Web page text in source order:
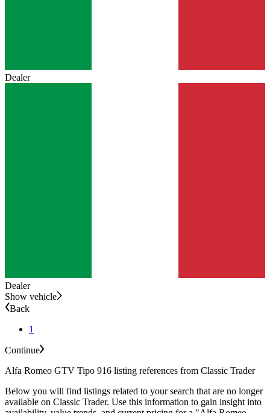
Dealer
Dealer
Show vehicle
Back
1
Continue
Alfa Romeo GTV Tipo 916 listing references from Classic Trader
Below you will find listings related to your search that are no longer
available on Classic Trader. Use this information to gain insight into